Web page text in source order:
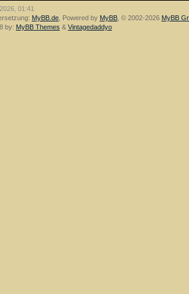
01:41
MyBB.de, Powered by MyBB, © 2002-2026 MyBB
by: MyBB Themes & Vintagedaddyo